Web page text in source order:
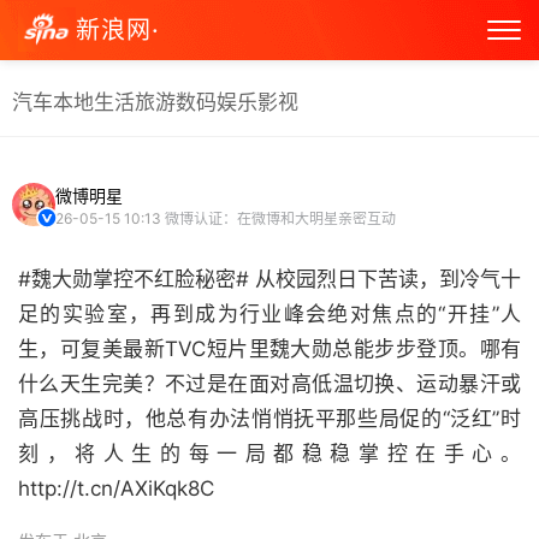
新浪网·
汽车本地生活旅游数码娱乐影视
微博明星
26-05-15 10:13 微博认证：在微博和大明星亲密互动
#魏大勋掌控不红脸秘密# 从校园烈日下苦读，到冷气十
足的实验室，再到成为行业峰会绝对焦点的“开挂”人
生，可复美最新TVC短片里魏大勋总能步步登顶。哪有
什么天生完美？不过是在面对高低温切换、运动暴汗或
高压挑战时，他总有办法悄悄抚平那些局促的“泛红”时
刻，将人生的每一局都稳稳掌控在手心。
http://t.cn/AXiKqk8C